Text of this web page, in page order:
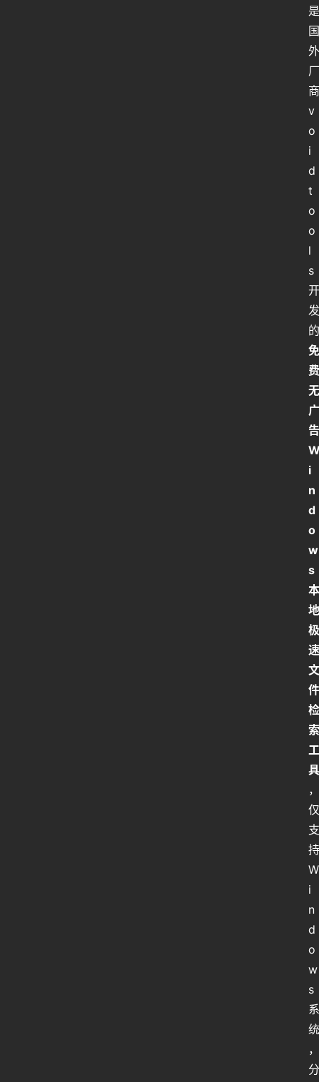
是
国
外
厂
商
v
o
i
d
t
o
o
l
s
开
发
的
免
费
无
广
告
i
n
d
o
w
s
本
地
极
速
文
件
检
索
工
具
，
仅
支
持
W
i
n
d
o
w
s
系
统
，
分